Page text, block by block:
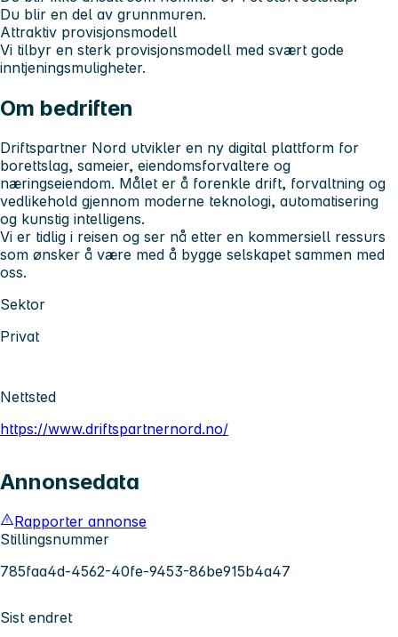
Du blir en del av grunnmuren.
Attraktiv provisjonsmodell
Vi tilbyr en sterk provisjonsmodell med svært gode
inntjeningsmuligheter.
Om bedriften
Driftspartner Nord utvikler en ny digital plattform for
borettslag, sameier, eiendomsforvaltere og
næringseiendom. Målet er å forenkle drift, forvaltning og
vedlikehold gjennom moderne teknologi, automatisering
og kunstig intelligens.
Vi er tidlig i reisen og ser nå etter en kommersiell ressurs
som ønsker å være med å bygge selskapet sammen med
oss.
Sektor
Privat
Nettsted
https://www.driftspartnernord.no/
Annonsedata
Rapporter annonse
Stillingsnummer
785faa4d-4562-40fe-9453-86be915b4a47
Sist endret